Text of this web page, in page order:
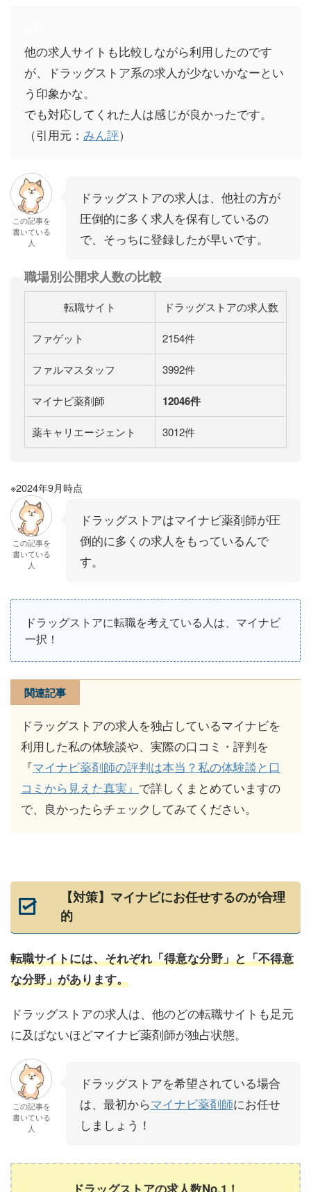
他の求人サイトも比較しながら利用したのです
が、ドラッグストア系の求人が少ないかなーとい
う印象かな。
でも対応してくれた人は感じが良かったです。
（引用元： みん評）
この記事を
書いている
人
ドラッグストアの求人は、他社の方が
圧倒的に多く求人を保有しているの
で、そっちに登録したが早いです。
職場別公開求人数の比較
転職サイト ドラッグストアの求人数
ファゲット 2154件
ファルマスタッフ 3992件
マイナビ薬剤師 12046件
薬キャリエージェント 3012件
※2024年9月時点
この記事を
書いている
人
ドラッグストアはマイナビ薬剤師が圧
倒的に多くの求人をもっているんで
す。
ドラッグストアに転職を考えている人は、マイナビ
一択！
関連記事
ドラッグストアの求人を独占しているマイナビを
利用した私の体験談や、実際の口コミ・評判を
『マイナビ薬剤師の評判は本当？私の体験談と口
コミから見えた真実』 で詳しくまとめていますの
で、良かったらチェックしてみてください。
【対策】マイナビにお任せするのが合理
的
転職サイトには、それぞれ「得意な分野」と「不得意
な分野」があります。
ドラッグストアの求人は、他のどの転職サイトも足元
に及ばないほどマイナビ薬剤師が独占状態。
この記事を
書いている
人
ドラッグストアを希望されている場合
は、最初からマイナビ薬剤師にお任せ
しましょう！
ドラッグストアの求人数No.1！